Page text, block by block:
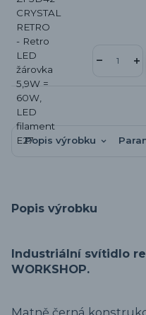
Popis výrobku
Popis výrobku
Industriální svítidlo
WORKSHOP.